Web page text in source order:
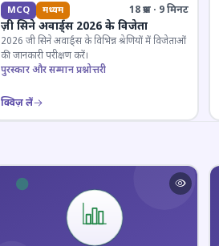
MCQ मध्यम 18 प्रश्न · 9 मिनट
ज़ी सिने अवार्ड्स 2026 के विजेता
2026 जी सिने अवार्ड्स के विभिन्न श्रेणियों में विजेताओं
की जानकारी परीक्षण करें।
पुरस्कार और सम्मान प्रश्नोत्तरी
क्विज़ लें